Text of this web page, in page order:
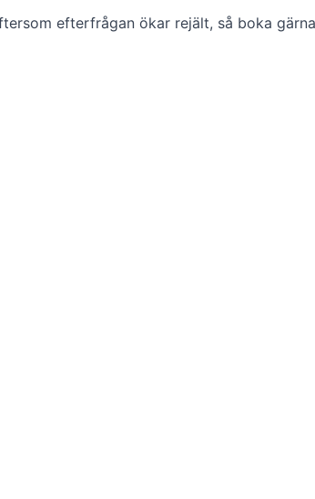
efterfrågan ökar rejält, så boka